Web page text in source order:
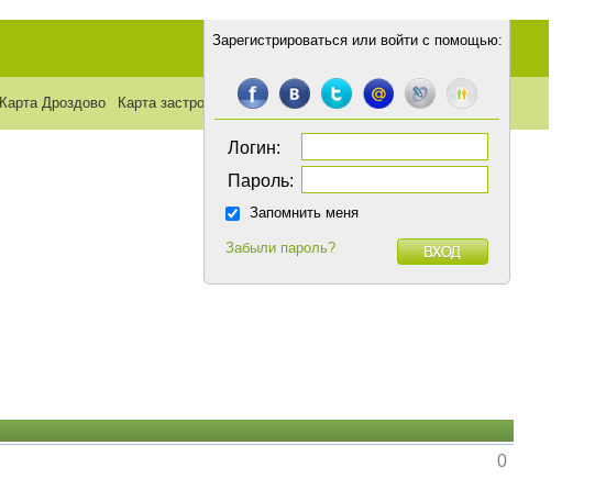
Карта Дроздово Карта застройки Транспорт Статьи
Зарегистрироватьсяили войти с помощью:
Логин:
Пароль:
Запомнить меня
Забыли пароль?
0